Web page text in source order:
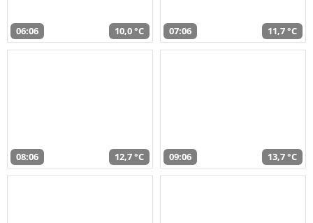
06:06 10,0 °C 07:06 11,7 °C
08:06 12,7 °C 09:06 13,7 °C